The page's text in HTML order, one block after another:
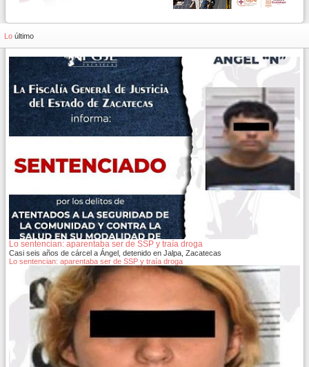
Lo último
Lo sentencian: aparentaba ser de SSP y traía droga
Casi seis años de cárcel a Ángel, detenido en Jalpa, Zacatecas
Lo sentencian: aparentaba ser de SSP y traía droga